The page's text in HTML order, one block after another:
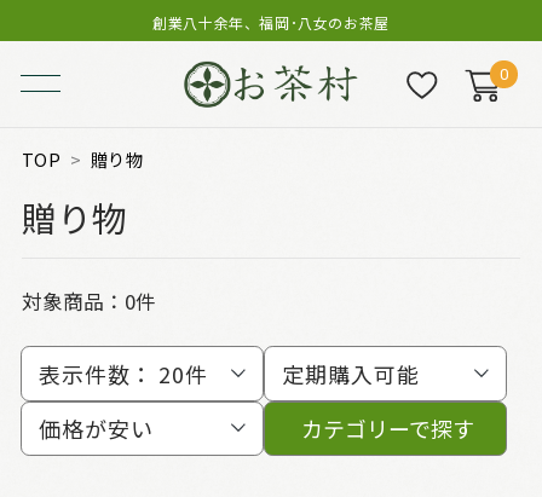
創業八十余年、福岡･八女のお茶屋
0
TOP 贈り物
贈り物
対象商品：0件
表示件数： 20件
定期購入可能
価格が安い
カテゴリーで探す